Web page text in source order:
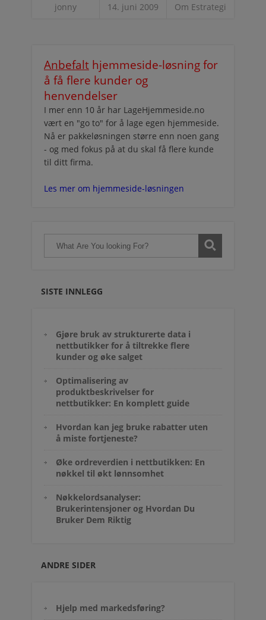
jonny 14. juni 2009 Om Estrategi
Anbefalt hjemmeside-løsning for
å få flere kunder og
henvendelser
I mer enn 10 år har LageHjemmeside.no
vært en "go to" for å lage egen hjemmeside.
Nå er pakkeløsningen større enn noen gang
- og med fokus på at du skal få flere kunde
til ditt firma.
Les mer om hjemmeside-løsningen
SISTE INNLEGG
Gjøre bruk av strukturerte data i
nettbutikker for å tiltrekke flere
kunder og øke salget
Optimalisering av
produktbeskrivelser for
nettbutikker: En komplett guide
Hvordan kan jeg bruke rabatter uten
å miste fortjeneste?
Øke ordreverdien i nettbutikken: En
nøkkel til økt lønnsomhet
Nøkkelordsanalyser:
Brukerintensjoner og Hvordan Du
Bruker Dem Riktig
ANDRE SIDER
Hjelp med markedsføring?